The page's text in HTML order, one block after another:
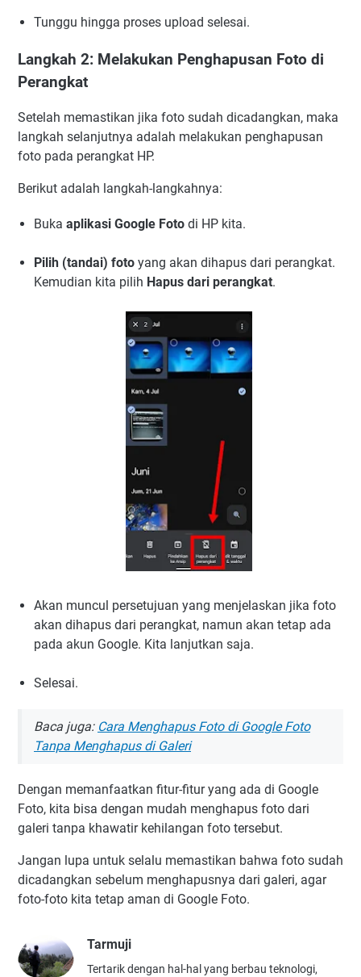
Tunggu hingga proses upload selesai.
Langkah 2: Melakukan Penghapusan Foto di
Perangkat
Setelah memastikan jika foto sudah dicadangkan, maka
langkah selanjutnya adalah melakukan penghapusan
foto pada perangkat HP.
Berikut adalah langkah-langkahnya:
Buka aplikasi Google Foto di HP kita.
Pilih (tandai) foto yang akan dihapus dari perangkat.
Kemudian kita pilih Hapus dari perangkat.
Akan muncul persetujuan yang menjelaskan jika foto
akan dihapus dari perangkat, namun akan tetap ada
pada akun Google. Kita lanjutkan saja.
Selesai.
Baca juga: Cara Menghapus Foto di Google Foto
Tanpa Menghapus di Galeri
Dengan memanfaatkan fitur-fitur yang ada di Google
Foto, kita bisa dengan mudah menghapus foto dari
galeri tanpa khawatir kehilangan foto tersebut.
Jangan lupa untuk selalu memastikan bahwa foto sudah
dicadangkan sebelum menghapusnya dari galeri, agar
foto-foto kita tetap aman di Google Foto.
Tarmuji
Tertarik dengan hal-hal yang berbau teknologi,